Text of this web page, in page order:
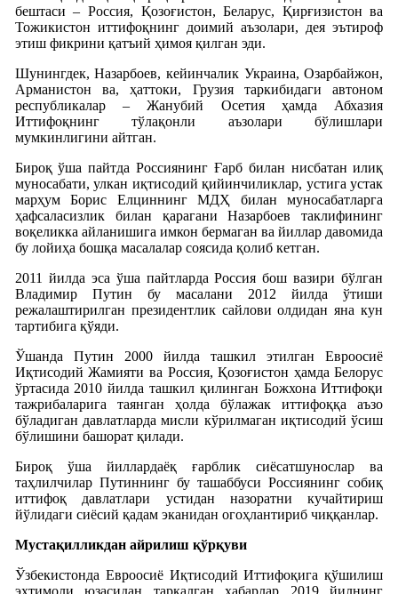
бештаси – Россия, Қозоғистон, Беларус, Қирғизистон ва
Тожикистон иттифоқнинг доимий аъзолари, дея эътироф
этиш фикрини қатъий ҳимоя қилган эди.
Шунингдек, Назарбоев, кейинчалик Украина, Озарбайжон,
Арманистон ва, ҳаттоки, Грузия таркибидаги автоном
республикалар – Жанубий Осетия ҳамда Абхазия
Иттифоқнинг тўлақонли аъзолари бўлишлари
мумкинлигини айтган.
Бироқ ўша пайтда Россиянинг Ғарб билан нисбатан илиқ
муносабати, улкан иқтисодий қийинчиликлар, устига устак
марҳум Борис Елциннинг МДҲ билан муносабатларга
ҳафсаласизлик билан қарагани Назарбоев таклифининг
воқеликка айланишига имкон бермаган ва йиллар давомида
бу лойиҳа бошқа масалалар соясида қолиб кетган.
2011 йилда эса ўша пайтларда Россия бош вазири бўлган
Владимир Путин бу масалани 2012 йилда ўтиши
режалаштирилган президентлик сайлови олдидан яна кун
тартибига қўяди.
Ўшанда Путин 2000 йилда ташкил этилган Евроосиё
Иқтисодий Жамияти ва Россия, Қозоғистон ҳамда Белорус
ўртасида 2010 йилда ташкил қилинган Божхона Иттифоқи
тажрибаларига таянган ҳолда бўлажак иттифоққа аъзо
бўладиган давлатларда мисли кўрилмаган иқтисодий ўсиш
бўлишини башорат қилади.
Бироқ ўша йиллардаёқ ғарблик сиёсатшунослар ва
таҳлилчилар Путиннинг бу ташаббуси Россиянинг собиқ
иттифоқ давлатлари устидан назоратни кучайтириш
йўлидаги сиёсий қадам эканидан огоҳлантириб чиққанлар.
Мустақилликдан айрилиш қўрқуви
Ўзбекистонда Евроосиё Иқтисодий Иттифоқига қўшилиш
эҳтимоли юзасидан тарқалган хабарлар 2019 йилнинг